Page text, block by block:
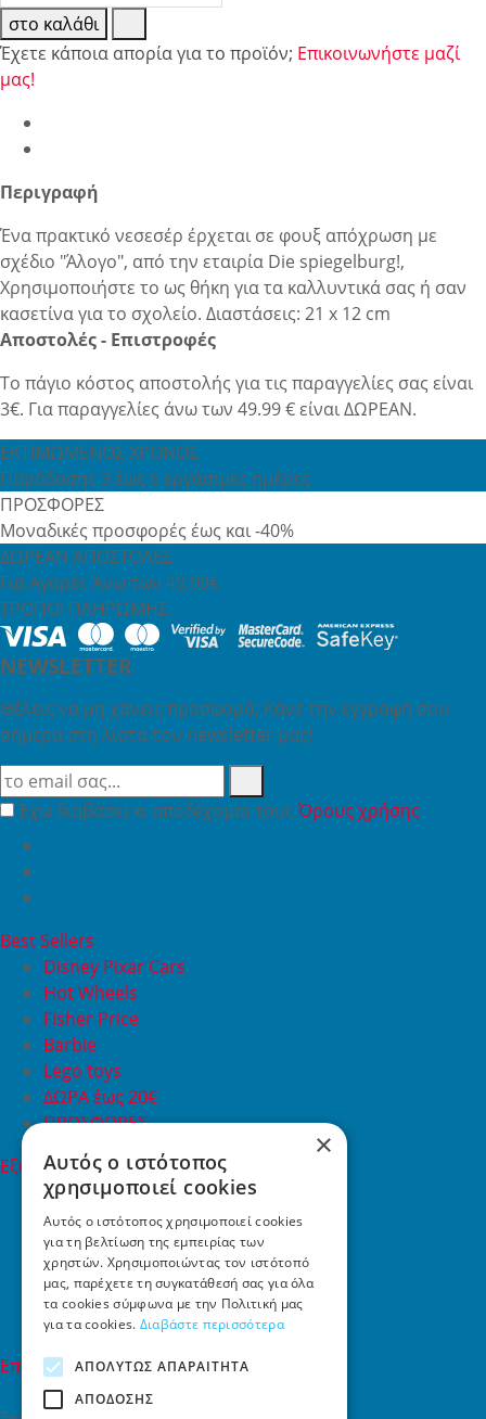
στο καλάθι
Έχετε κάποια απορία για το προϊόν; Επικοινωνήστε μαζί
μας!
Περιγραφή
Ένα πρακτικό νεσεσέρ έρχεται σε φουξ απόχρωση με
σχέδιο "Άλογο", από την εταιρία Die spiegelburg!,
Χρησιμοποιήστε το ως θήκη για τα καλλυντικά σας ή σαν
κασετίνα για το σχολείο. Διαστάσεις: 21 x 12 cm
Αποστολές - Επιστροφές
Το πάγιο κόστος αποστολής για τις παραγγελίες σας είναι
3€. Για παραγγελίες άνω των 49.99 € είναι ΔΩΡΕΑΝ.
ΕΚΤΙΜΩΜΕΝΟΣ ΧΡΟΝΟΣ
Παράδοσης 3 έως 6 εργάσιμες ημέρες
ΠΡΟΣΦΟΡΕΣ
Μοναδικές προσφορές έως και -40%
ΔΩΡΕΑΝ ΑΠΟΣΤΟΛΕΣ
Για Αγορές Άνω των 49,99€
ΤΡΟΠΟΙ ΠΛΗΡΩΜΗΣ
NEWSLETTER
Θέλεις να μη χάνεις προσφορά; Κάνε την εγγραφή σου
σήμερα στη λίστα του newsletter μας!
Έχω διαβάσει κι αποδέχομαι τουςΌρους χρήσης
Best Sellers
Disney Pixar Cars
Hot Wheels
Fisher Price
Barbie
Lego toys
ΔΩΡΑ έως 20€
ΠΡΟΣΦΟΡΕΣ
Εξυπηρέτηση Πελατών
Εξυπηρέτηση πελατών
Συχνές ερωτήσεις
Όροι χρήσης
Τρόποι Πληρωμής
Επιστροφές
Επικοινωνία
Επικοινωνία
×
Αυτός ο ιστότοπος
χρησιμοποιεί cookies
Αυτός ο ιστότοπος χρησιμοποιεί cookies
για τη βελτίωση της εμπειρίας των
χρηστών. Χρησιμοποιώντας τον ιστότοπό
μας, παρέχετε τη συγκατάθεσή σας για όλα
τα cookies σύμφωνα με την Πολιτική μας
για τα cookies. Διαβάστε περισσότερα
ΑΠΟΛΎΤΩΣ ΑΠΑΡΑΊΤΗΤΑ
ΑΠΌΔΟΣΗΣ